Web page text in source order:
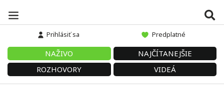
Prihlásiť sa Predplatné
NAŽIVO
NAJČÍTANEJŠIE
ROZHOVORY
VIDEÁ